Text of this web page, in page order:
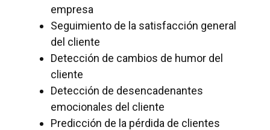
empresa
Seguimiento de la satisfacción general
del cliente
Detección de cambios de humor del
cliente
Detección de desencadenantes
emocionales del cliente
Predicción de la pérdida de clientes